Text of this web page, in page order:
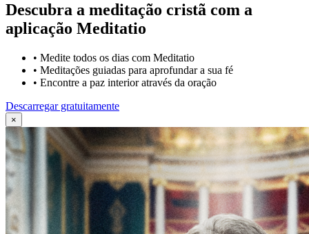
Descubra a meditação cristã com a
aplicação Meditatio
• Medite todos os dias com Meditatio
• Meditações guiadas para aprofundar a sua fé
• Encontre a paz interior através da oração
Descarregar gratuitamente
×